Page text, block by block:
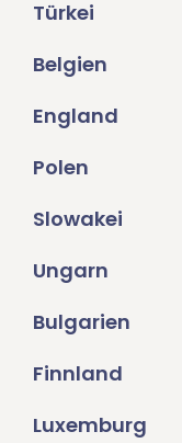
Türkei
Belgien
England
Polen
Slowakei
Ungarn
Bulgarien
Finnland
Luxemburg